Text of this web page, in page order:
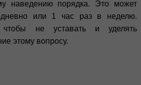
наведению порядка. Это может
или 1 час раз в неделю.
чтобы не уставать и уделять
этому вопросу.